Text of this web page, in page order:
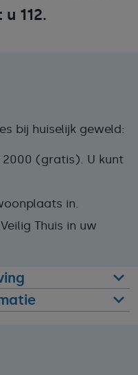
112.
bij huiselijk geweld:
2000 (gratis). U kunt
in.
Thuis in uw